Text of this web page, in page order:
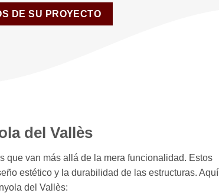
DE SU PROYECTO
del Vallès
que van más allá de la mera funcionalidad. Estos
estético y la durabilidad de las estructuras. Aquí
del Vallès: